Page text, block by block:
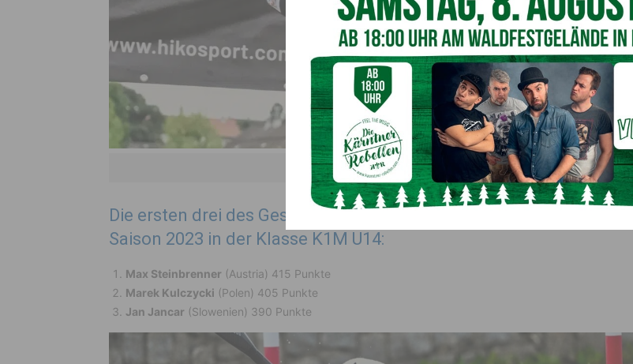
(c) Viviane Gillich
Die ersten drei des Gesamt-Rankings ECA Junior Slalom Cup der
Saison 2023 in der Klasse K1M U14:
Max Steinbrenner (Austria) 415 Punkte
Marek Kulczycki (Polen) 405 Punkte
Jan Jancar (Slowenien) 390 Punkte